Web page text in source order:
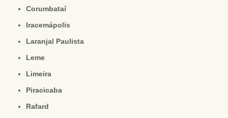
Corumbataí
Iracemápolis
Laranjal Paulista
Leme
Limeira
Piracicaba
Rafard